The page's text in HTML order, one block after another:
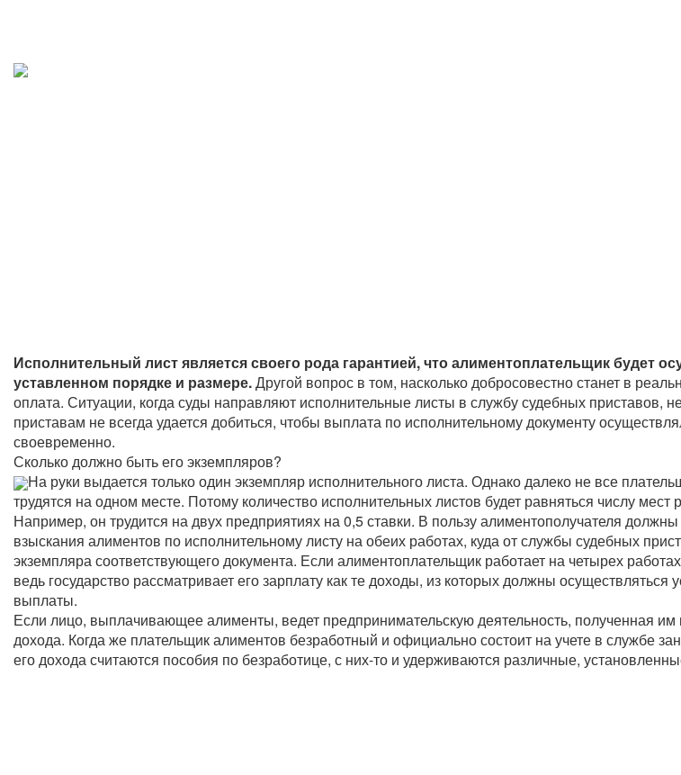
Исполнительный лист является своего рода гарантией, что алиментоплательщик будет
уставленном порядке и размере.Другой вопрос в том, насколько добросовестно станет в
оплата. Ситуации, когда суды направляют исполнительные листы в службу судебных приставов,
приставам не всегда удается добиться, чтобы выплата по исполнительному документу
своевременно.
Сколько должно быть его экземпляров?
На руки выдается только один экземпляр исполнительного листа. Однако далеко не все
трудятся на одном месте. Потому количество исполнительных листов будет равняться числу
Например, он трудится на двух предприятиях на 0,5 ставки. В пользу алиментополучателя
взыскания алиментов по исполнительному листу на обеих работах, куда от службы судебных
экземпляра соответствующего документа. Если алиментоплательщик работает на четырех
ведь государство рассматривает его зарплату как те доходы, из которых должны осуществляться
выплаты.
Если лицо, выплачивающее алименты, ведет предпринимательскую деятельность, полученная им
дохода. Когда же плательщик алиментов безработный и официально состоит на учете в службе
его дохода считаются пособия по безработице, с них-то и удерживаются различные,